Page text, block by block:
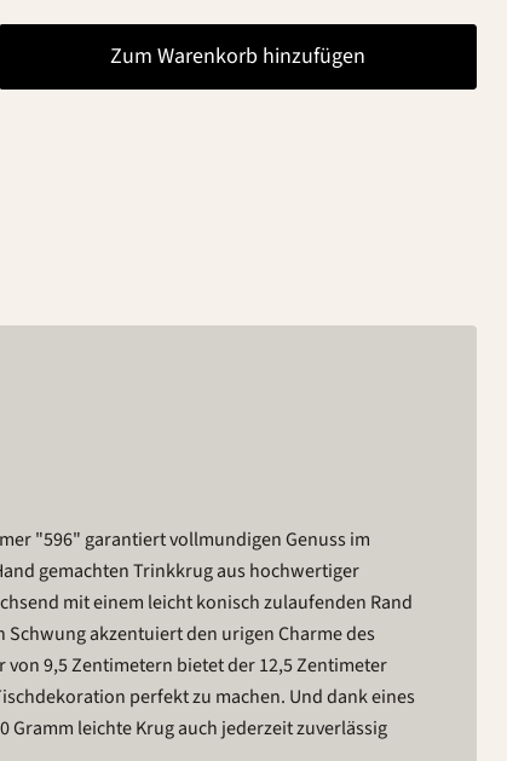
Zum Warenkorb hinzufügen
"596" garantiert vollmundigen Genuss im
gemachten Trinkkrug aus hochwertiger
mit einem leicht konisch zulaufenden Rand
akzentuiert den urigen Charme des
9,5 Zentimetern bietet der 12,5 Zentimeter
perfekt zu machen. Und dank eines
Gramm leichte Krug auch jederzeit zuverlässig